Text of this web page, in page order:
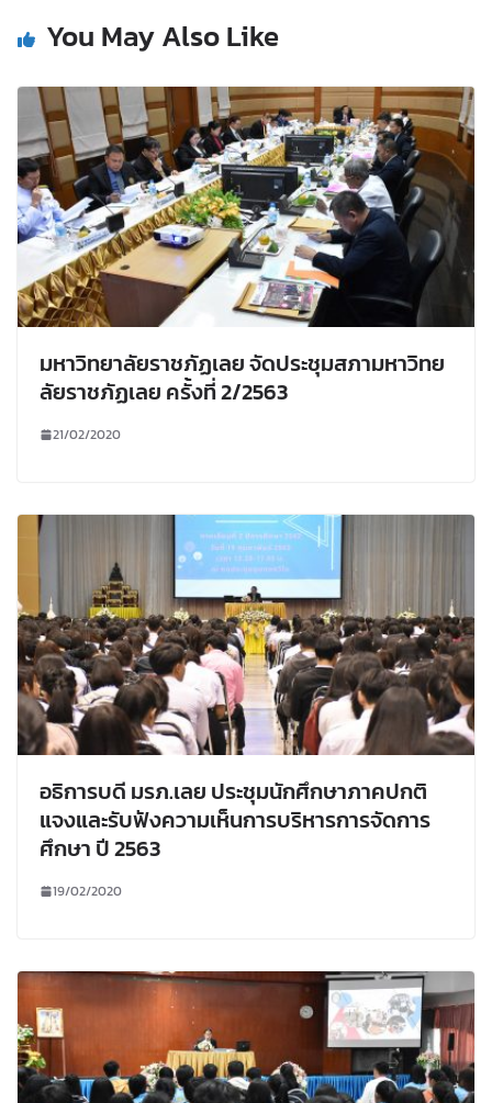
You May Also Like
มหาวิทยาลัยราชภัฏเลย จัดประชุมสภามหาวิทย
ลัยราชภัฏเลย ครั้งที่ 2/2563
21/02/2020
อธิการบดี มรภ.เลย ประชุมนักศึกษาภาคปกติ
แจงและรับฟังความเห็นการบริหารการจัดการ
ศึกษา ปี 2563
19/02/2020